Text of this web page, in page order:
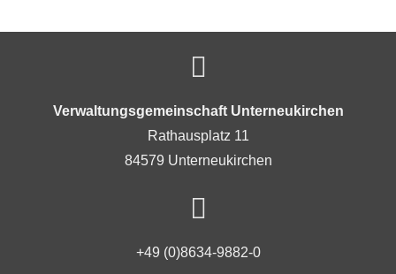
Verwaltungsgemeinschaft Unterneukirchen
Rathausplatz 11
84579 Unterneukirchen
+49 (0)8634-9882-0